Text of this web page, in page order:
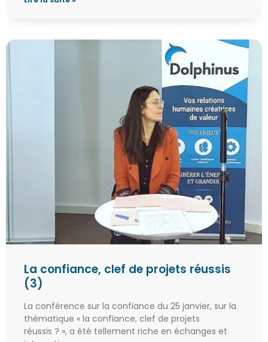
La confiance, clef de projets réussis
(3)
La conférence sur la confiance du 25 janvier, sur la
thématique « la confiance, clef de projets
réussis ? », a été tellement riche en échanges et